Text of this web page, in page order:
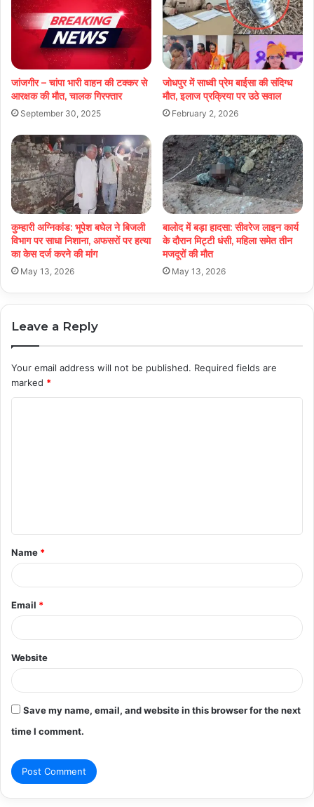
जांजगीर – चांपा भारी वाहन की टक्कर से
आरक्षक की मौत, चालक गिरफ्तार
September 30, 2025
जोधपुर में साध्वी प्रेम बाईसा की संदिग्ध
मौत, इलाज प्रक्रिया पर उठे सवाल
February 2, 2026
कुम्हारी अग्निकांड: भूपेश बघेल ने बिजली
विभाग पर साधा निशाना, अफसरों पर हत्या
का केस दर्ज करने की मांग
May 13, 2026
बालोद में बड़ा हादसा: सीवरेज लाइन कार्य
के दौरान मिट्टी धंसी, महिला समेत तीन
मजदूरों की मौत
May 13, 2026
Leave a Reply
Your email address will not be published. Required fields are
marked *
t
*
Name *
Email *
Website
Save my name, email, and website in this browser for the next
time I comment.